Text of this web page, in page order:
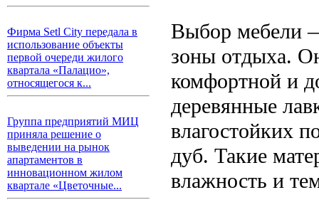
Фирма Setl City передала в
использование объекты
первой очереди жилого
квартала «Палацио»,
относящегося к...
Группа предприятий МИЦ
приняла решение о
выведении на рынок
апартаментов в
инновационном жилом
квартале «Цветочные...
Выбор мебели
зоны отдыха.
комфортной и
деревянные
влагостойких
дуб. Такие
влажность и